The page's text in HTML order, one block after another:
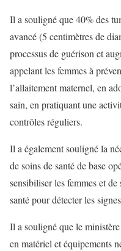
Il a souligné que 40% des
avancé (5 centimètres de
processus de guérison et
appelant les femmes à
l’allaitement maternel, en
sain, en pratiquant une
contrôles réguliers.
Il a également souligné la
de soins de santé de base
sensibiliser les femmes et
santé pour détecter les
Il a souligné que le
en matériel et équipements